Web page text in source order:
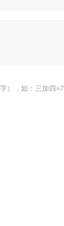
），如：三加四=7